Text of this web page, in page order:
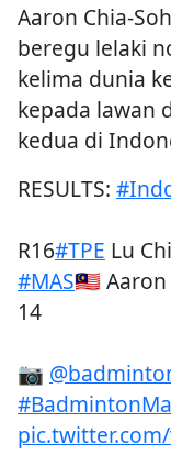
Aaron Chia-
beregu lelaki
kelima dunia
kepada lawan
kedua di
RESULTS:
R16#TPE Lu
#MAS🇲🇾 Aaron
14
📷